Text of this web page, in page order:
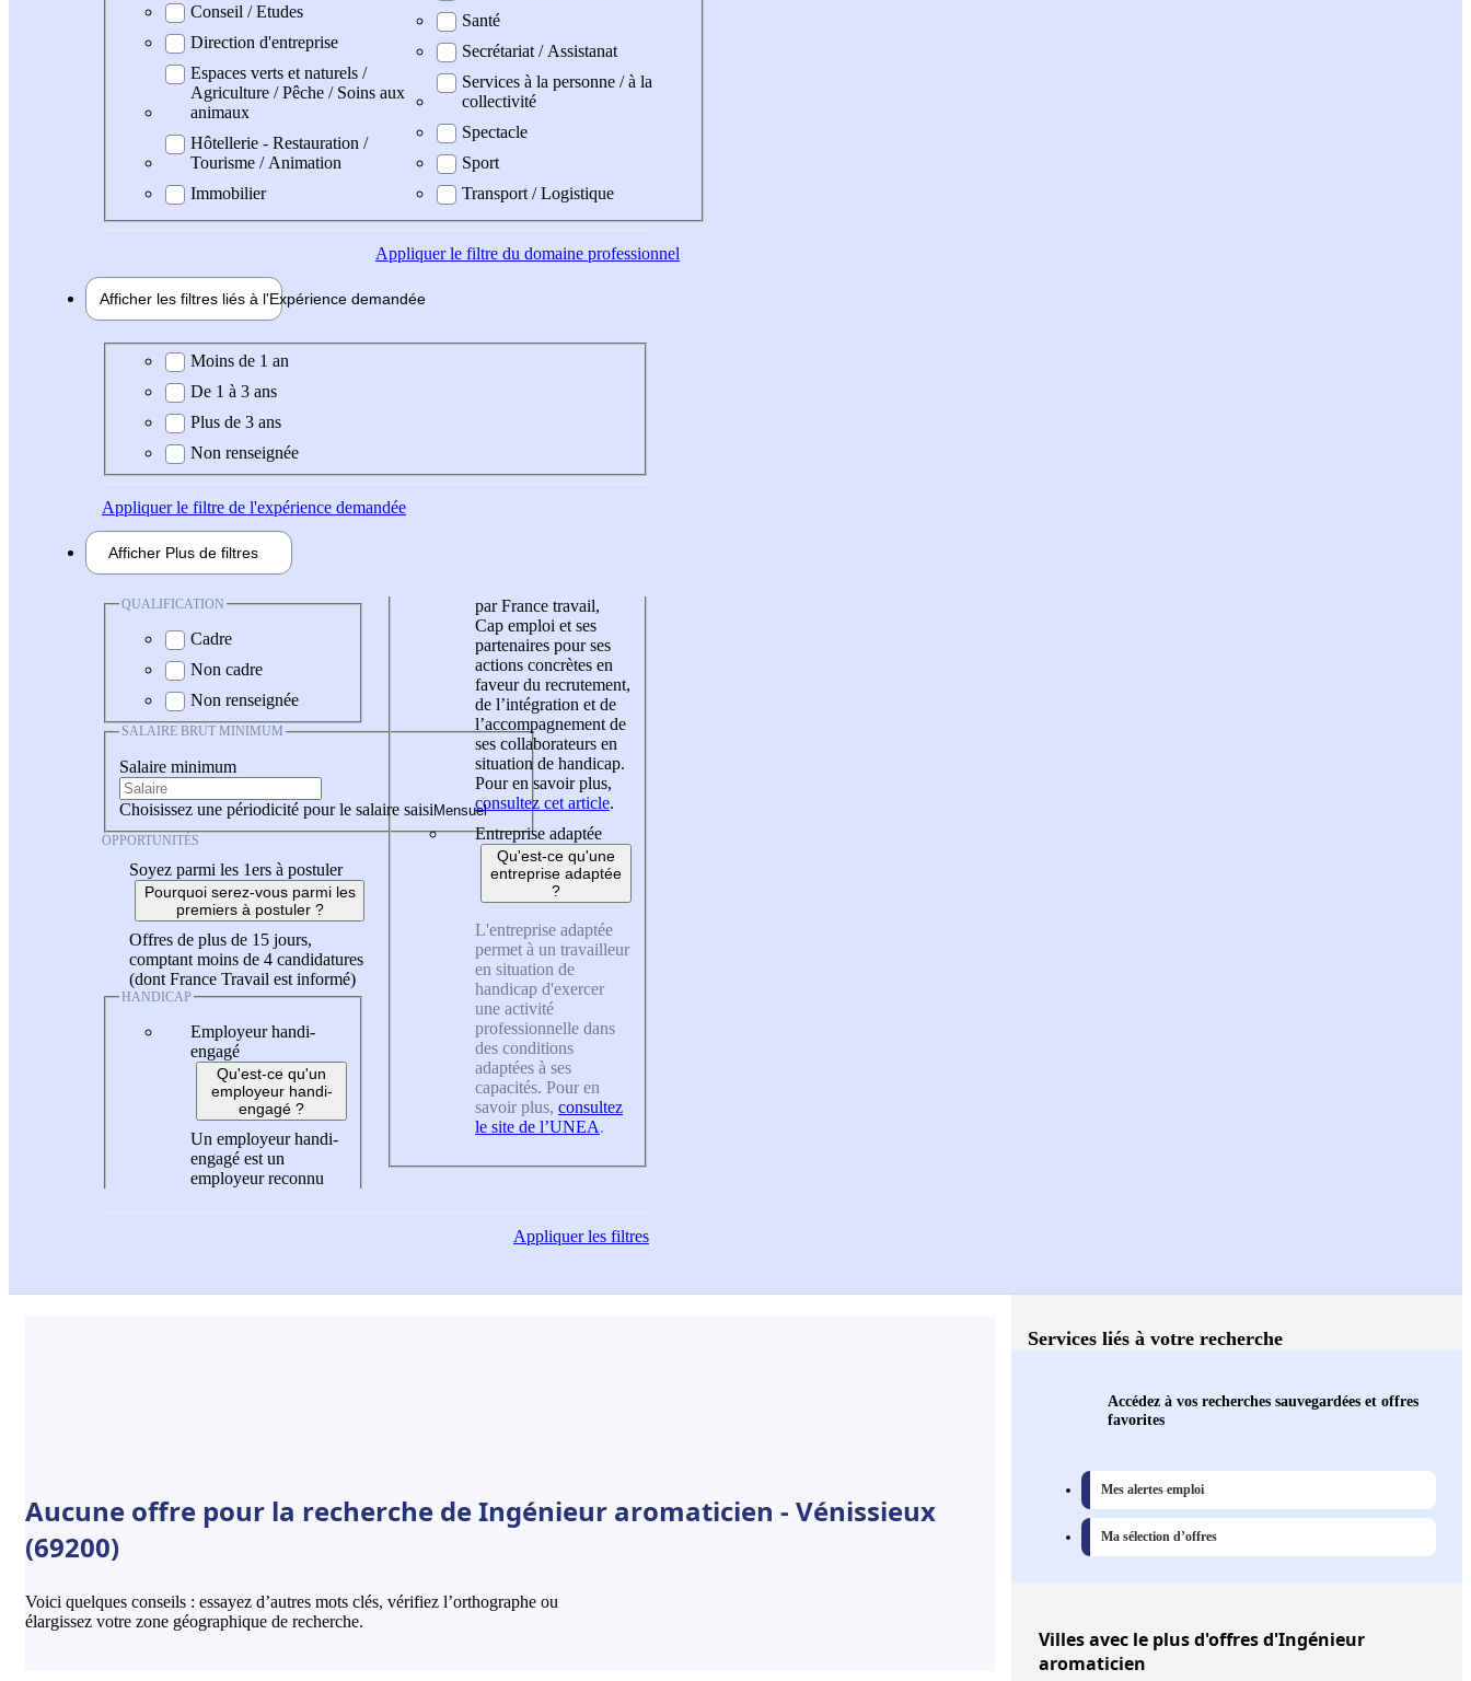
Conseil / Etudes
Direction d'entreprise
Espaces verts et naturels /
Agriculture / Pêche / Soins aux
animaux
Hôtellerie - Restauration /
Tourisme / Animation
Immobilier
Santé
Secrétariat / Assistanat
Services à la personne / à la
collectivité
Spectacle
Sport
Transport / Logistique
Appliquerle filtre du domaine professionnel
Afficher les filtres liés à l'Expérience demandée
Expérience demandée
Moins de 1 an
De 1 à 3 ans
Plus de 3 ans
Non renseignée
Appliquerle filtre de l'expérience demandée
Afficher Plus de filtres
QUALIFICATION
Cadre
Non cadre
Non renseignée
SALAIRE BRUT MINIMUM
Salaire minimum
Choisissez une périodicité pour le salaire saisi
OPPORTUNITÉS
Soyez parmi les 1ers à postuler
Pourquoi serez-vous parmi les
premiers à postuler ?
Offres de plus de 15 jours,
comptant moins de 4 candidatures
(dont France Travail est informé)
HANDICAP
Employeur handi-
engagé
Qu'est-ce qu'un
employeur handi-
engagé ?
Un employeur handi-
engagé est un
employeur reconnu
par France travail,
Cap emploi et ses
partenaires pour ses
actions concrètes en
faveur du recrutement,
de l’intégration et de
l’accompagnement de
ses collaborateurs en
situation de handicap.
Pour en savoir plus,
consultez cet article.
Entreprise adaptée
Qu'est-ce qu'une
entreprise adaptée
?
L'entreprise adaptée
permet à un travailleur
en situation de
handicap d'exercer
une activité
professionnelle dans
des conditions
adaptées à ses
capacités. Pour en
savoir plus, consultez
le site de l’UNEA.
Appliquerles filtres
Aucune offre pour la recherche de Ingénieur aromaticien - Vénissieux
(69200)
Voici quelques conseils : essayez d’autres mots clés, vérifiez l’orthographe ou
élargissez votre zone géographique de recherche.
Services liés à votre recherche
Accédez à vos recherches sauvegardées et offres
favorites
Mes alertes emploi
Ma sélection d’offres
Villesavec le plus d'offres d'Ingénieur
aromaticien